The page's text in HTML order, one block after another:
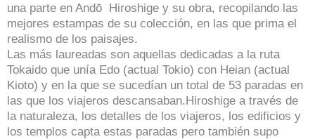
una parte en Andō Hiroshige y su obra, recopilando las
mejores estampas de su colección, en las que prima el
realismo de los paisajes.
Las más laureadas son aquellas dedicadas a la ruta
Tokaido que unía Edo (actual Tokio) con Heian (actual
Kioto) y en la que se sucedían un total de 53 paradas en
las que los viajeros descansaban.Hiroshige a través de
la naturaleza, los detalles de los viajeros, los edificios y
los templos capta estas paradas pero también supo